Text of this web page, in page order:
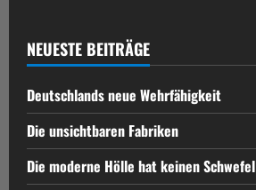
NEUESTE BEITRÄGE
Deutschlands neue Wehrfähigkeit
Die unsichtbaren Fabriken
Die moderne Hölle hat keinen Schwefel